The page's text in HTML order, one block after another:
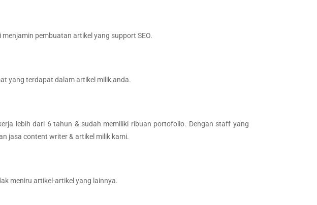
pembuatan artikel yang support SEO.
yang terdapat dalam artikel milik anda.
lebih dari 6 tahun & sudah memiliki ribuan portofolio. Dengan staff yang
jasa content writer & artikel milik kami.
meniru artikel-artikel yang lainnya.